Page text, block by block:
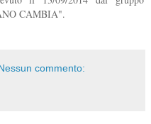
CAMBIA".
commento: